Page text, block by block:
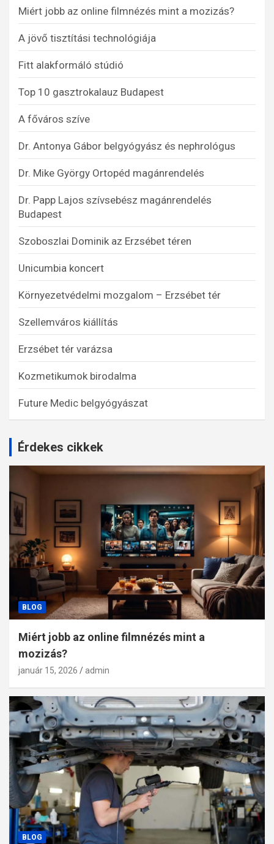
Miért jobb az online filmnézés mint a mozizás?
A jövő tisztítási technológiája
Fitt alakformáló stúdió
Top 10 gasztrokalauz Budapest
A főváros szíve
Dr. Antonya Gábor belgyógyász és nephrológus
Dr. Mike György Ortopéd magánrendelés
Dr. Papp Lajos szívsebész magánrendelés
Budapest
Szoboszlai Dominik az Erzsébet téren
Unicumbia koncert
Környezetvédelmi mozgalom – Erzsébet tér
Szellemváros kiállítás
Erzsébet tér varázsa
Kozmetikumok birodalma
Future Medic belgyógyászat
Érdekes cikkek
BLOG
Miért jobb az online filmnézés mint a
mozizás?
január 15, 2026 admin
BLOG